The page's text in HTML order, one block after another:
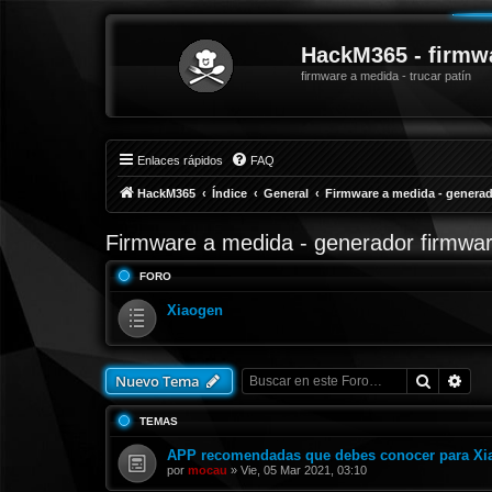
HackM365 -
firmware a medida - trucar patín
Enlaces rápidos FAQ
HackM365 Índice General Firmware a medida -
Firmware a medida - generador
FORO
Xiaogen
Nuevo Tema Buscar
TEMAS
APP recomendadas que debes conocer para
por mocau » Vie, 05 Mar 2021, 03:10